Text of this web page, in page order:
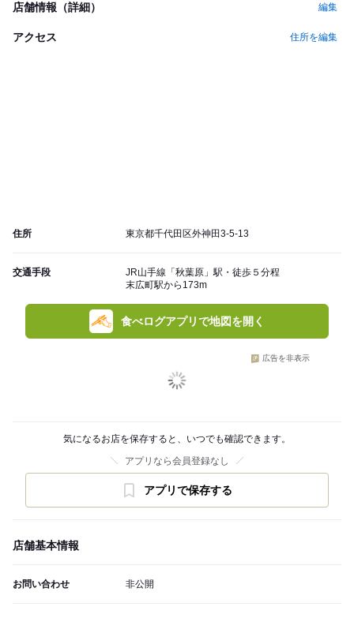
店舗情報（詳細） 編集
アクセス 住所を編集
住所 東京都千代田区外神田3-5-13
交通手段
JR山手線「秋葉原」駅・徒歩５分程
末広町駅から173m
食べログアプリで地図を開く
広告を非表示
気になるお店を保存すると、いつでも確認できます。
アプリなら会員登録なし
アプリで保存する
店舗基本情報
お問い合わせ 非公開